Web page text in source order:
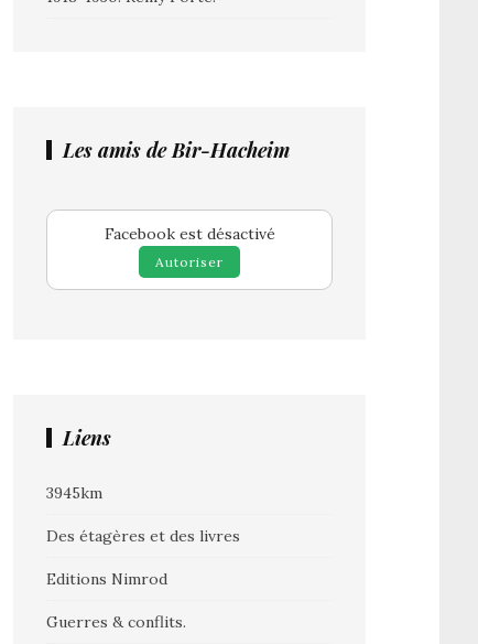
Les amis de Bir-Hacheim
Facebook est désactivé
Autoriser
Liens
3945km
Des étagères et des livres
Editions Nimrod
Guerres & conflits.